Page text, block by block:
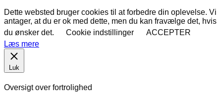
Dette websted bruger cookies til at forbedre din oplevelse. Vi
antager, at du er ok med dette, men du kan fravælge det, hvis
du ønsker det.
Cookie indstillinger
ACCEPTER
Læs mere
Luk
Oversigt over fortrolighed